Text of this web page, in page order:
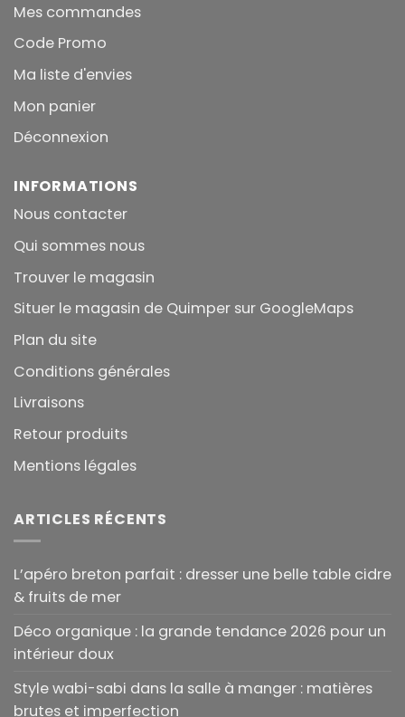
Mes commandes
Code Promo
Ma liste d'envies
Mon panier
Déconnexion
INFORMATIONS
Nous contacter
Qui sommes nous
Trouver le magasin
Situer le magasin de Quimper sur GoogleMaps
Plan du site
Conditions générales
Livraisons
Retour produits
Mentions légales
ARTICLES RÉCENTS
L’apéro breton parfait : dresser une belle table cidre
& fruits de mer
Déco organique : la grande tendance 2026 pour un
intérieur doux
Style wabi-sabi dans la salle à manger : matières
brutes et imperfection